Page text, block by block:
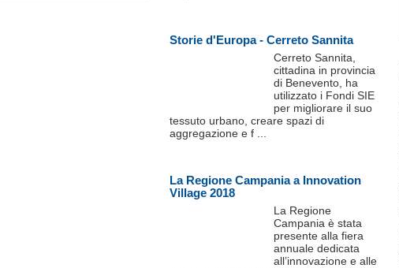
Storie d'Europa - Cerreto Sannita
Cerreto Sannita,
cittadina in provincia
di Benevento, ha
utilizzato i Fondi SIE
per migliorare il suo
tessuto urbano, creare spazi di
aggregazione e f ...
La Regione Campania a Innovation
Village 2018
La Regione
Campania è stata
presente alla fiera
annuale dedicata
all’innovazione e alle